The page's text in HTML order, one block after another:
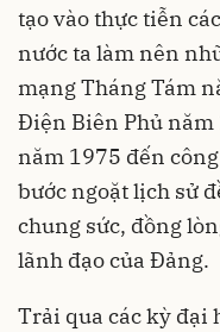
tạo vào thực tiễn
nước ta làm nên
mạng Tháng Tám
Điện Biên Phủ năm
năm 1975 đến
bước ngoặt lịch sử
chung sức, đồng
lãnh đạo của Đảng.
Trải qua các kỳ đại